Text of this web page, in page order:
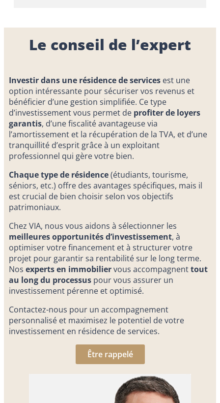
Le conseil de l’expert
Investir dans une résidence de services est une
option intéressante pour sécuriser vos revenus et
bénéficier d’une gestion simplifiée. Ce type
d’investissement vous permet de profiter de loyers
garantis, d’une fiscalité avantageuse via
l’amortissement et la récupération de la TVA, et d’une
tranquillité d’esprit grâce à un exploitant
professionnel qui gère votre bien.
Chaque type de résidence(étudiants, tourisme,
séniors, etc.) offre des avantages spécifiques, mais il
est crucial de bien choisir selon vos objectifs
patrimoniaux.
Chez VIA, nous vous aidons à sélectionner les
meilleures opportunités d’investissement, à
optimiser votre financement et à structurer votre
projet pour garantir sa rentabilité sur le long terme.
Nos experts en immobiliervous accompagnenttout
au long du processus pour vous assurer un
investissement pérenne et optimisé.
Contactez-nous pour un accompagnement
personnalisé et maximisez le potentiel de votre
investissement en résidence de services.
Être rappelé